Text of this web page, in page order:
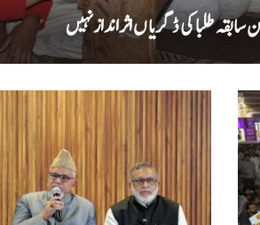
طلبا کی ڈگریا ں اثرانداز نہیں